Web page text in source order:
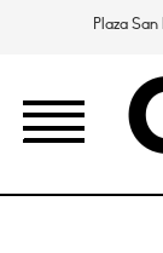
Plaza